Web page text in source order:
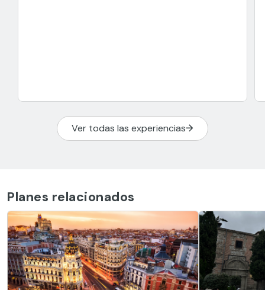
Ver todas las experiencias
Planes relacionados